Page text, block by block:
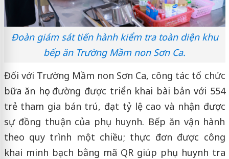
Đoàn giám sát tiến hành kiểm tra toàn diện khu
bếp ăn Trường Mầm non Sơn Ca.
Đối với Trường Mầm non Sơn Ca, công tác tổ chức
bữa ăn học đường được triển khai bài bản với 554
trẻ tham gia bán trú, đạt tỷ lệ cao và nhận được
sự đồng thuận của phụ huynh. Bếp ăn vận hành
theo quy trình một chiều; thực đơn được công
khai minh bạch bằng mã QR giúp phụ huynh tra